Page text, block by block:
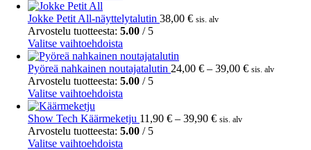
on
useampi
Voit
tehdä
valinnat
Jokke Petit All-näyttelytalutin 38,00 € sis. alv
Arvostelu tuotteesta: 5.00 / 5
Valitse vaihtoehdoista
tuotteella
on
useampi
tehdä
valinnat
Pyöreä nahkainen noutajatalutin 24,00 € – 39,00 €Hintaluokka:
sis. alv
Arvostelu tuotteesta: 5.00 / 5
Valitse vaihtoehdoista
on
useampi
Show Tech Käärmeketju 11,90 € – 39,90 €Hintaluokka:
sis. alv
Arvostelu tuotteesta: 5.00 / 5
Valitse vaihtoehdoista